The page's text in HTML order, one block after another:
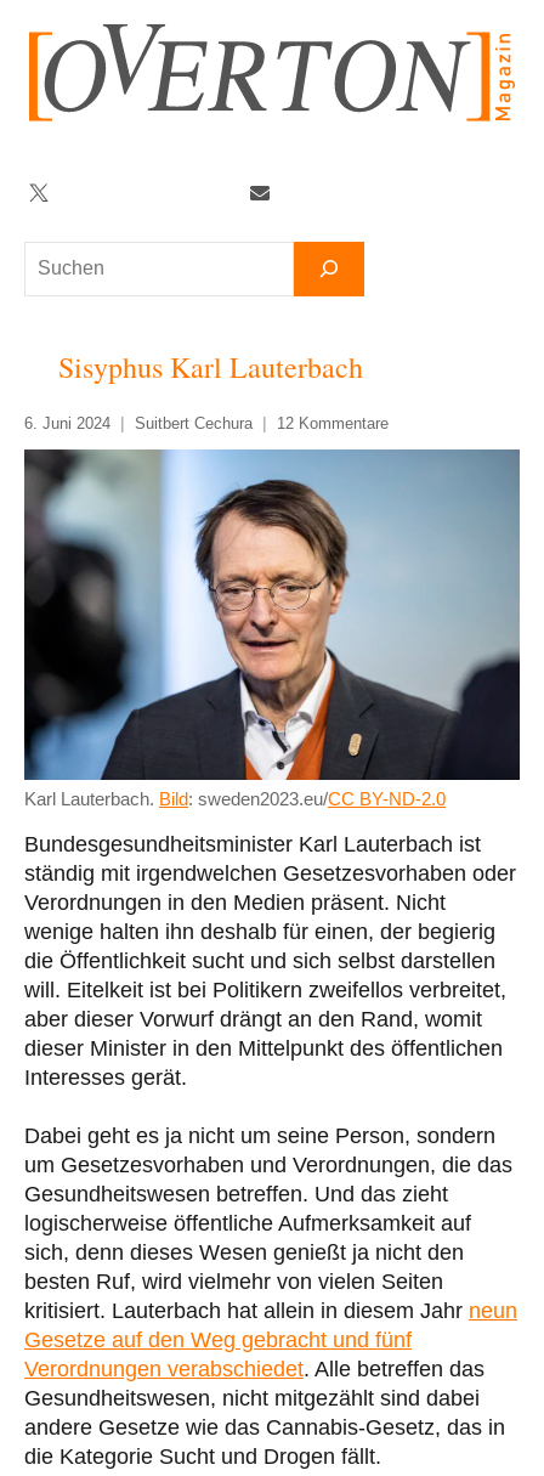
springen
Suchen
Twitter
Sisyphus Karl Lauterbach
6. Juni 2024 Suitbert Cechura 12 Kommentare
Karl Lauterbach. Bild: sweden2023.eu/CC BY-ND-2.0
Bundesgesundheitsminister Karl Lauterbach ist
ständig mit irgendwelchen Gesetzesvorhaben oder
Verordnungen in den Medien präsent. Nicht
wenige halten ihn deshalb für einen, der begierig
die Öffentlichkeit sucht und sich selbst darstellen
will. Eitelkeit ist bei Politikern zweifellos verbreitet,
aber dieser Vorwurf drängt an den Rand, womit
dieser Minister in den Mittelpunkt des öffentlichen
Interesses gerät.
Dabei geht es ja nicht um seine Person, sondern
um Gesetzesvorhaben und Verordnungen, die das
Gesundheitswesen betreffen. Und das zieht
logischerweise öffentliche Aufmerksamkeit auf
sich, denn dieses Wesen genießt ja nicht den
besten Ruf, wird vielmehr von vielen Seiten
kritisiert. Lauterbach hat allein in diesem Jahr neun
Gesetze auf den Weg gebracht und fünf
Verordnungen verabschiedet. Alle betreffen das
Gesundheitswesen, nicht mitgezählt sind dabei
andere Gesetze wie das Cannabis-Gesetz, das in
die Kategorie Sucht und Drogen fällt.